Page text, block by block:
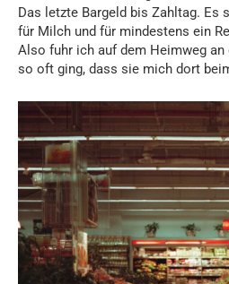
Das letzte Bargeld bis Zahltag. Es
für Milch und für mindestens ein
Also fuhr ich auf dem Heimweg an
so oft ging, dass sie mich dort